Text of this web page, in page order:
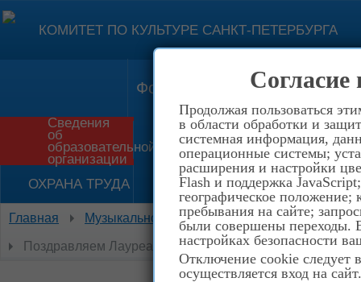
Согласие
Продолжая пользоваться
в области обработки и
системная информация,
операционные системы;
расширения и настройки
Flash и поддержка
географическое положение;
пребывания на сайте;
были совершены переходы.
настройках безопасности
Отключение cookie следует
осуществляется вход на сайт.
КОМИТЕТ ПО КУЛЬТУРЕ САНКТ-ПЕТЕРБУРГА
Форма обратной связи
Сведения
об
образовательной
организации
Приём в школу История
ОХРАНА ТРУДА НЕТ КОРРУПЦИИ!
Главная Музыкальное отделение Духовой отдел
Поздравляем Лауреатов II степени VI фестиваля-